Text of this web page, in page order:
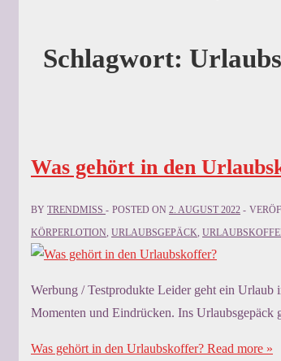
Schlagwort:
Was gehört in den
BY TRENDMISS POSTED ON 2. AUGUST 2022
KÖRPERLOTION, URLAUBSGEPÄCK,
Werbung / Testprodukte Leider geht ein
Momenten und Eindrücken. Ins
Was gehört in den Urlaubskoffer? Read more »